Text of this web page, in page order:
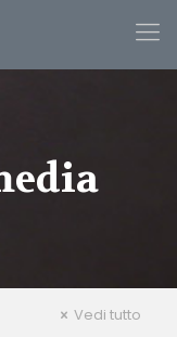
Vedi tutto